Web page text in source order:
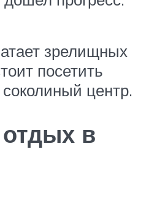
зрелищных
посетить
центр.
в